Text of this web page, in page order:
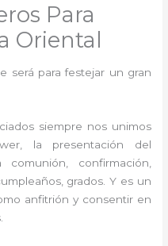
Para
Oriental
será para festejar un gran
siempre nos unimos
la presentación del
confirmación,
grados. Y es un
anfitrión y consentir en